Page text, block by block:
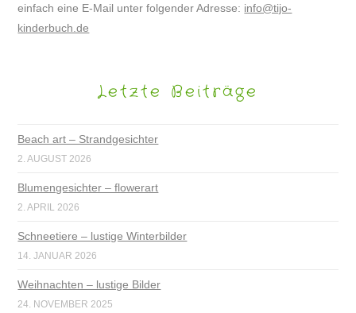
einfach eine E-Mail unter folgender Adresse: info@tijo-
kinderbuch.de
Letzte Beiträge
Beach art – Strandgesichter
2. AUGUST 2026
Blumengesichter – flowerart
2. APRIL 2026
Schneetiere – lustige Winterbilder
14. JANUAR 2026
Weihnachten – lustige Bilder
24. NOVEMBER 2025